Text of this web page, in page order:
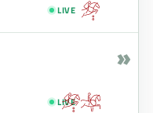
LIVE
LIVE
»